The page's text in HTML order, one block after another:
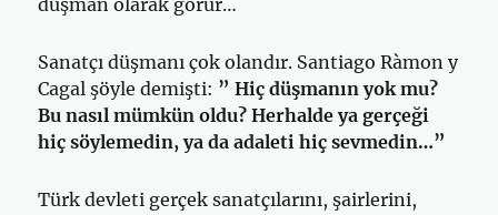
düşman olarak görür…
Sanatçı düşmanı çok olandır. Santiago Ràmon y
Cagal şöyle demişti: ” Hiç düşmanın yok mu?
Bu nasıl mümkün oldu? Herhalde ya gerçeği
hiç söylemedin, ya da adaleti hiç sevmedin…”
Türk devleti gerçek sanatçılarını, şairlerini,